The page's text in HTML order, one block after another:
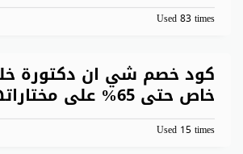
Used 83 times
كود خصم شي ان دكتورة
خاص حتى 65% على مختاراتها الأنيقة
Used 15 times